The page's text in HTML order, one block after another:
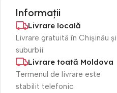
Informații
Livrare locală
Livrare gratuită în Chișinău și
suburbii.
Livrare toată Moldova
Termenul de livrare este
stabilit telefonic.